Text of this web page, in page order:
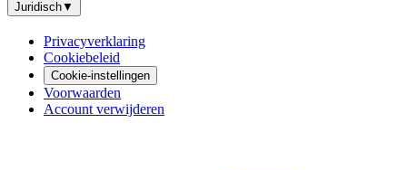
Juridisch▼
Privacyverklaring
Cookiebeleid
Cookie-instellingen
Voorwaarden
Account verwijderen